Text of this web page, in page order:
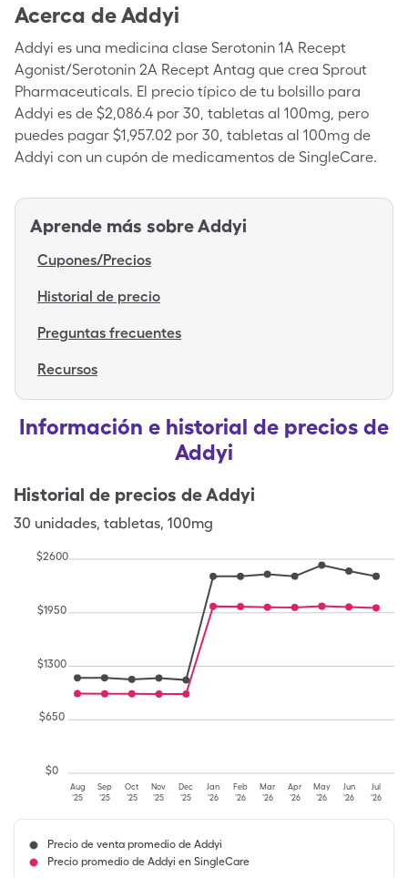
Acerca deAddyi
Addyi es una medicina clase Serotonin 1A Recept
Agonist/Serotonin 2A Recept Antag que crea Sprout
Pharmaceuticals. El precio típico de tu bolsillo para
Addyi es de $2,086.4 por 30, tabletas al 100mg, pero
puedes pagar $1,957.02 por 30, tabletas al 100mg de
Addyi con un cupón de medicamentos de SingleCare.
Aprende más sobreAddyi
Cupones/Precios
Historial de precio
Preguntas frecuentes
Recursos
Información e historial de precios de
Addyi
Historial de precios deAddyi
30 unidades, tabletas, 100mg
Aug
'25
Sep
'25
Oct
'25
Nov
'25
Dec
'25
Jan
'26
Feb
'26
Mar
'26
Apr
'26
May
'26
Jun
'26
Jul
'26
$0
$650
$1300
$1950
$2600
Precio de venta promedio de Addyi
Precio promedio de Addyi en SingleCare